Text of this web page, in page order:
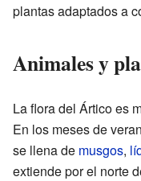
plantas adaptados a
Animales y
La flora del Ártico es
En los meses de
se llena de musgos,
extiende por el norte